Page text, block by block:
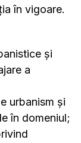
în vigoare.
și
a
urbanism și
în domeniul;